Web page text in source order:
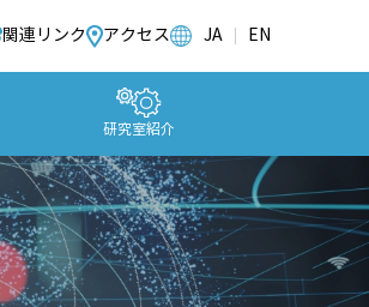
関連リンク アクセス JA EN
研究室紹介